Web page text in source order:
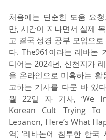
처음에는 단순한 도움 요
만, 시간이 지나면서 실제
고 결국 성경 공부 모임으로
다. The961이라는 레바논
디어는 2024년, 신천지가
을 온라인으로 미혹하는 활
고하는 기사를 다룬 바 있
월 22일 자 기사, ‘We
Korean Cult Trying To
Lebanon, Here’s What
역) ‘레바논에 침투한 한국